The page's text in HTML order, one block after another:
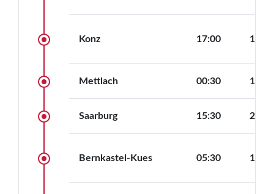
Konz 17:00 19:30
Mettlach 00:30 13:00
Saarburg 15:30 21:30
Bernkastel-Kues 05:30 11:00